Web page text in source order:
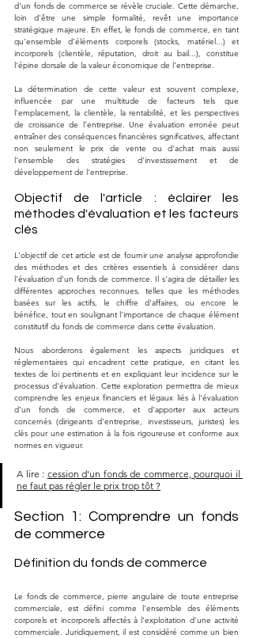
d'un fonds de commerce se révèle cruciale. Cette démarche,
loin d'être une simple formalité, revêt une importance
stratégique majeure. En effet, le fonds de commerce, en tant
qu'ensemble d'éléments corporels (stocks, matériel...) et
incorporels (clientèle, réputation, droit au bail...), constitue
l'épine dorsale de la valeur économique de l'entreprise.
La détermination de cette valeur est souvent complexe,
influencée par une multitude de facteurs tels que
l'emplacement, la clientèle, la rentabilité, et les perspectives
de croissance de l'entreprise. Une évaluation erronée peut
entraîner des conséquences financières significatives, affectant
non seulement le prix de vente ou d'achat mais aussi
l'ensemble des stratégies d'investissement et de
développement de l'entreprise.
Objectif de l'article : éclairer les
méthodes d'évaluation et les facteurs
clés
L'objectif de cet article est de fournir une analyse approfondie
des méthodes et des critères essentiels à considérer dans
l'évaluation d'un fonds de commerce. Il s'agira de détailler les
différentes approches reconnues, telles que les méthodes
basées sur les actifs, le chiffre d'affaires, ou encore le
bénéfice, tout en soulignant l'importance de chaque élément
constitutif du fonds de commerce dans cette évaluation.
Nous aborderons également les aspects juridiques et
réglementaires qui encadrent cette pratique, en citant les
textes de loi pertinents et en expliquant leur incidence sur le
processus d'évaluation. Cette exploration permettra de mieux
comprendre les enjeux financiers et légaux liés à l'évaluation
d'un fonds de commerce, et d'apporter aux acteurs
concernés (dirigeants d'entreprise, investisseurs, juristes) les
clés pour une estimation à la fois rigoureuse et conforme aux
normes en vigueur.
A lire : cession d'un fonds de commerce, pourquoi il
ne faut pas régler le prix trop tôt ?
Section 1: Comprendre un fonds
de commerce
Définition du fonds de commerce
Le fonds de commerce, pierre angulaire de toute entreprise
commerciale, est défini comme l'ensemble des éléments
corporels et incorporels affectés à l'exploitation d'une activité
commerciale. Juridiquement, il est considéré comme un bien